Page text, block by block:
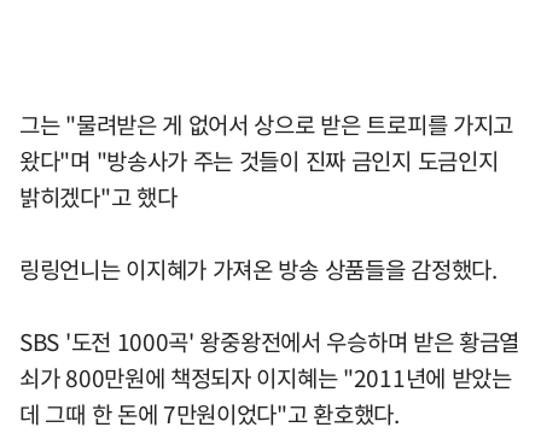
그는 "물려받은 게 없어서 상으로 받은 트로피를 가지고
왔다"며 "방송사가 주는 것들이 진짜 금인지 도금인지
밝히겠다"고 했다
링링언니는 이지혜가 가져온 방송 상품들을 감정했다.
SBS '도전 1000곡' 왕중왕전에서 우승하며 받은 황금열
쇠가 800만원에 책정되자 이지혜는 "2011년에 받았는
데 그때 한 돈에 7만원이었다"고 환호했다.